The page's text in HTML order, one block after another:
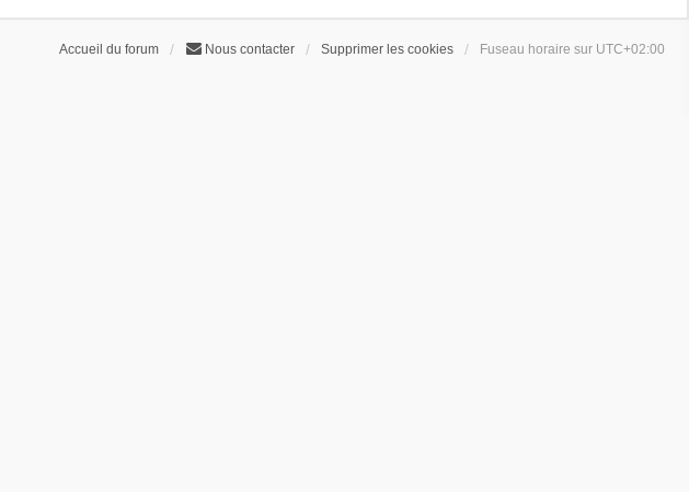
Accueil du forum Nous contacter Supprimer les cookies Fuseau horaire sur UTC+02:00